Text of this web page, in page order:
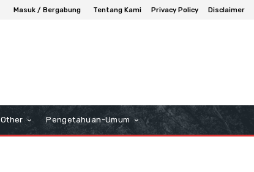
Masuk / Bergabung Tentang Kami Privacy Policy Disclaimer
Other Pengetahuan-Umum